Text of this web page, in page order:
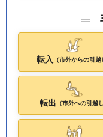
転入 （市外からの引越
転出 （市外への引越し